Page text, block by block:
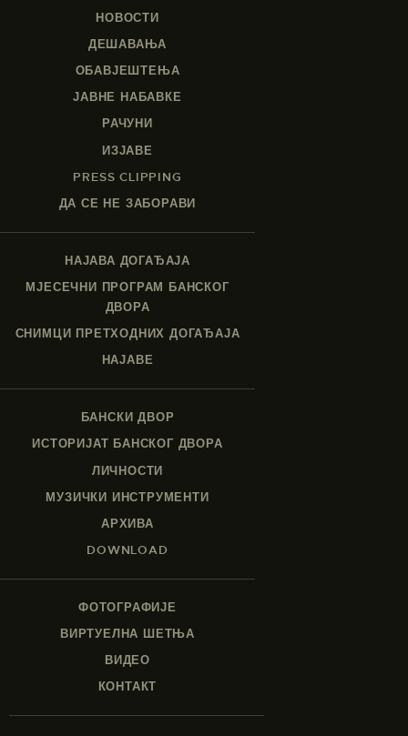
НОВОСТИ
ДЕШАВАЊА
ОБАВЈЕШТЕЊА
ЈАВНЕ НАБАВКЕ
РАЧУНИ
ИЗЈАВЕ
PRESS CLIPPING
ДА СЕ НЕ ЗАБОРАВИ
НАЈАВА ДОГАЂАЈА
МЈЕСЕЧНИ ПРОГРАМ БАНСКОГ
ДВОРА
СНИМЦИ ПРЕТХОДНИХ ДОГАЂАЈА
НАЈАВЕ
БАНСКИ ДВОР
ИСТОРИЈАТ БАНСКОГ ДВОРА
ЛИЧНОСТИ
МУЗИЧКИ ИНСТРУМЕНТИ
АРХИВА
DOWNLOAD
ФОТОГРАФИЈЕ
ВИРТУЕЛНА ШЕТЊА
ВИДЕО
КОНТАКТ